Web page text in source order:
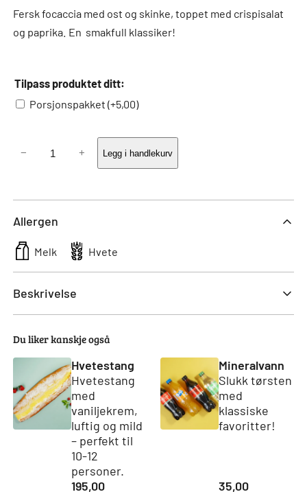
Fersk focaccia med ost og skinke, toppet med crispisalat
og paprika. En smakfull klassiker!
Tilpass produktet ditt:
Porsjonspakket(+5,00)
Focaccia-
ost
og
skinke
antall
− + Legg i handlekurv
Allergen
Melk Hvete
Beskrivelse
Du liker kanskje også
Hvetestang
Hvetestang
med
vaniljekrem,
luftig og mild
– perfekt til
10-12
personer.
195,00
Mineralvann
Slukk tørsten
med
klassiske
favoritter!
35,00